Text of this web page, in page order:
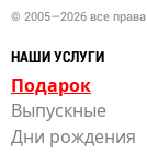
© 2005—2026 все
НАШИ УСЛУГИ
Подарок
Выпускные
Дни рождения